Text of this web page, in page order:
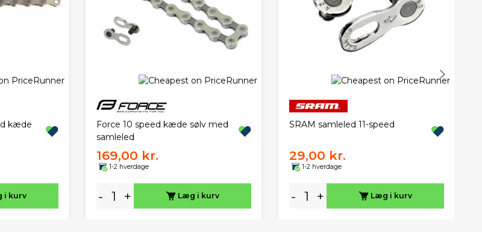
kæde
i kurv
Force 10 speed kæde sølv med
samleled
169,00 kr.
1-2 hverdage
- + Læg i kurv
SRAM samleled 11-speed
29,00 kr.
1-2 hverdage
- + Læg i kurv